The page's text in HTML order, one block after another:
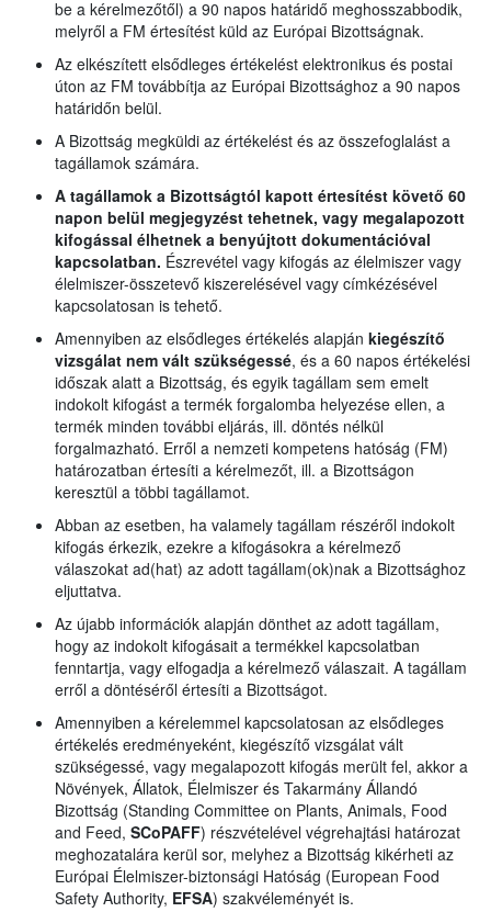
be a kérelmezőtől) a 90 napos határidő meghosszabbodik,
melyről a FM értesítést küld az Európai Bizottságnak.
Az elkészített elsődleges értékelést elektronikus és postai
úton az FM továbbítja az Európai Bizottsághoz a 90 napos
határidőn belül.
A Bizottság megküldi az értékelést és az összefoglalást a
tagállamok számára.
A tagállamok a Bizottságtól kapott értesítést követő 60
napon belül megjegyzést tehetnek, vagy megalapozott
kifogással élhetnek a benyújtott dokumentációval
kapcsolatban. Észrevétel vagy kifogás az élelmiszer vagy
élelmiszer-összetevő kiszerelésével vagy címkézésével
kapcsolatosan is tehető.
Amennyiben az elsődleges értékelés alapján kiegészítő
vizsgálat nem vált szükségessé, és a 60 napos értékelési
időszak alatt a Bizottság, és egyik tagállam sem emelt
indokolt kifogást a termék forgalomba helyezése ellen, a
termék minden további eljárás, ill. döntés nélkül
forgalmazható. Erről a nemzeti kompetens hatóság (FM)
határozatban értesíti a kérelmezőt, ill. a Bizottságon
keresztül a többi tagállamot.
Abban az esetben, ha valamely tagállam részéről indokolt
kifogás érkezik, ezekre a kifogásokra a kérelmező
válaszokat ad(hat) az adott tagállam(ok)nak a Bizottsághoz
eljuttatva.
Az újabb információk alapján dönthet az adott tagállam,
hogy az indokolt kifogásait a termékkel kapcsolatban
fenntartja, vagy elfogadja a kérelmező válaszait. A tagállam
erről a döntéséről értesíti a Bizottságot.
Amennyiben a kérelemmel kapcsolatosan az elsődleges
értékelés eredményeként, kiegészítő vizsgálat vált
szükségessé, vagy megalapozott kifogás merült fel, akkor a
Növények, Állatok, Élelmiszer és Takarmány Állandó
Bizottság (Standing Committee on Plants, Animals, Food
and Feed, SCoPAFF) részvételével végrehajtási határozat
meghozatalára kerül sor, melyhez a Bizottság kikérheti az
Európai Élelmiszer-biztonsági Hatóság (European Food
Safety Authority, EFSA) szakvéleményét is.